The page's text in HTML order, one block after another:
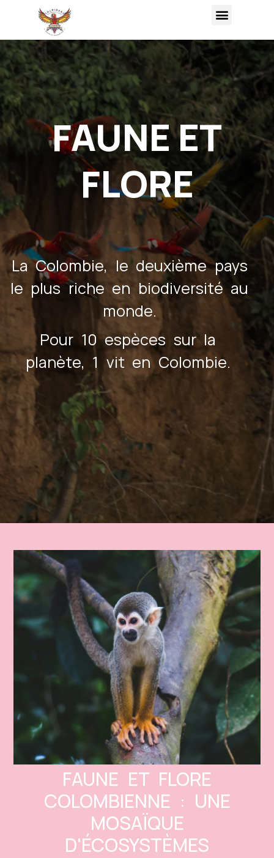
FAUNE ET
FLORE
La Colombie, le deuxième pays
le plus riche en biodiversité au
monde.
Pour 10 espèces sur la
planète, 1 vit en Colombie.
FAUNE ET FLORE
COLOMBIENNE : UNE
MOSAÏQUE
D'ÉCOSYSTÈMES